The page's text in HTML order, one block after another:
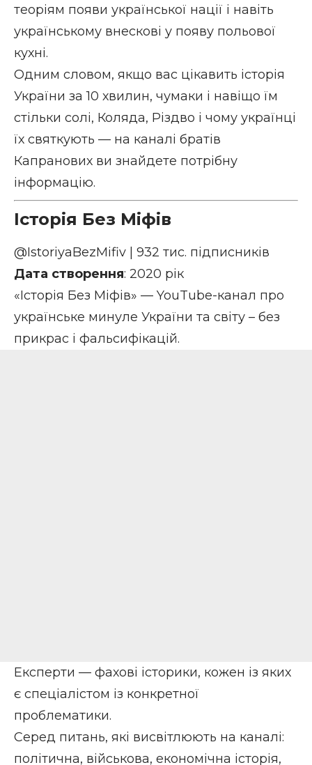
теоріям появи української нації і навіть
українському внескові у появу польової
кухні.
Одним словом, якщо вас цікавить історія
України за 10 хвилин, чумаки і навіщо їм
стільки солі, Коляда, Різдво і чому українці
їх святкують — на каналі братів
Капранових ви знайдете потрібну
інформацію.
Історія Без Міфів
@IstoriyaBezMifiv | 932 тис. підписників
Дата створення: 2020 рік
«Історія Без Міфів» — YouTube-канал про
українське минуле України та світу – без
прикрас і фальсифікацій.
Експерти — фахові історики, кожен із яких
є спеціалістом із конкретної
проблематики.
Серед питань, які висвітлюють на каналі:
політична, військова, економічна історія,